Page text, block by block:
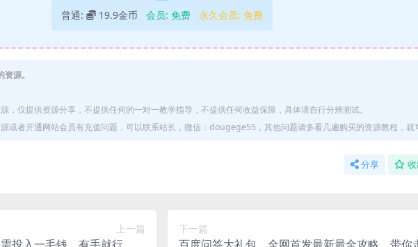
普通: 19.9金币 会员: 免费 永久会员: 免费
源。
，仅提供资源分享，不提供任何的一对一教学指导，不提供任何收益保障，具体请自行分辨测试。
或者开通网站会员有充值问题，可以联系站长，微信：dougege55，其他问题请多看几遍购买的资源教程，就
分享
上一篇
投入一毛钱，有手就行，单
下一篇
百度问答大礼包，全网首发最新最全攻略，带你